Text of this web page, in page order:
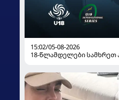
15:02/05-08-2026
18-წლამდელები სამხრეთ